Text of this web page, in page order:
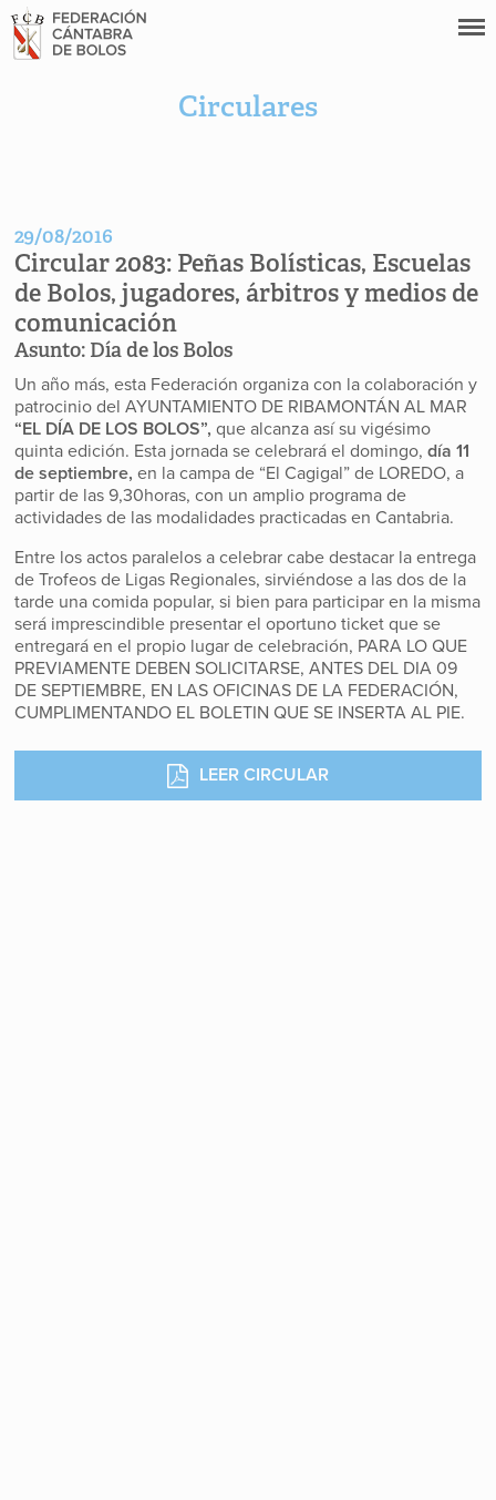
Circulares
29/08/2016
Circular 2083: Peñas Bolísticas, Escuelas
de Bolos, jugadores, árbitros y medios de
comunicación
Asunto: Día de los Bolos
Un año más, esta Federación organiza con la colaboración y
patrocinio del AYUNTAMIENTO DE RIBAMONTÁN AL MAR
“EL DÍA DE LOS BOLOS”, que alcanza así su vigésimo
quinta edición. Esta jornada se celebrará el domingo,día 11
de septiembre,en la campa de “El Cagigal” de LOREDO, a
partir de las 9,30horas, con un amplio programa de
actividades de las modalidades practicadas en Cantabria.
Entre los actos paralelos a celebrar cabe destacar la entrega
de Trofeos de Ligas Regionales, sirviéndose a las dos de la
tarde una comida popular, si bien para participar en la misma
será imprescindible presentar el oportuno ticket que se
entregará en el propio lugar de celebración, PARA LO QUE
PREVIAMENTE DEBEN SOLICITARSE, ANTES DEL DIA 09
DE SEPTIEMBRE, EN LAS OFICINAS DE LA FEDERACIÓN,
CUMPLIMENTANDO EL BOLETIN QUE SE INSERTA AL PIE.
LEER CIRCULAR